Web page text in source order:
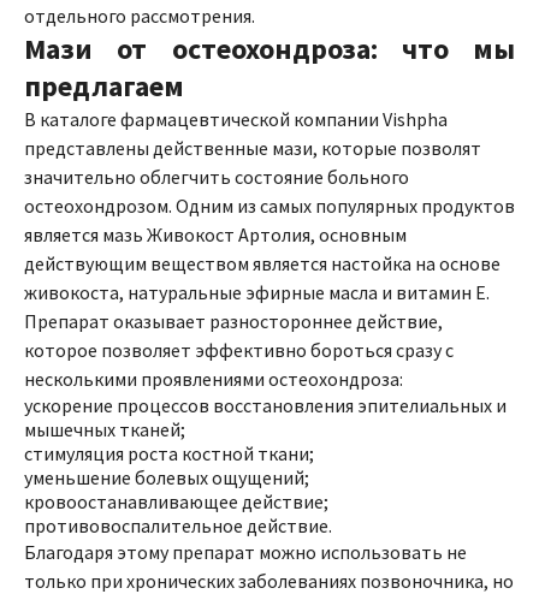
отдельного рассмотрения.
Мази от остеохондроза: что мы
предлагаем
В каталоге фармацевтической компании Vishpha
представлены действенные мази, которые позволят
значительно облегчить состояние больного
остеохондрозом. Одним из самых популярных продуктов
является мазь Живокост Артолия, основным
действующим веществом является настойка на основе
живокоста, натуральные эфирные масла и витамин Е.
Препарат оказывает разностороннее действие,
которое позволяет эффективно бороться сразу с
несколькими проявлениями остеохондроза:
ускорение процессов восстановления эпителиальных и
мышечных тканей;
стимуляция роста костной ткани;
уменьшение болевых ощущений;
кровоостанавливающее действие;
противовоспалительное действие.
Благодаря этому препарат можно использовать не
только при хронических заболеваниях позвоночника, но